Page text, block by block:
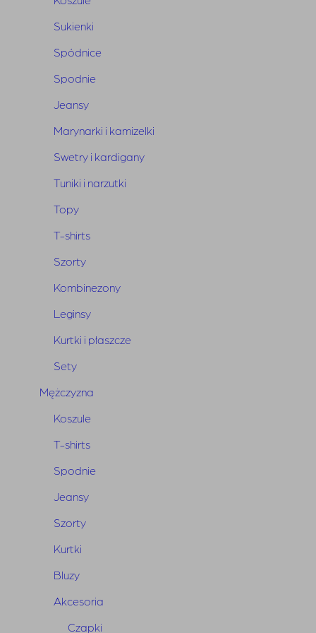
Sukienki
Spódnice
Spodnie
Jeansy
Marynarki i kamizelki
Swetry i kardigany
Tuniki i narzutki
Topy
T-shirts
Szorty
Kombinezony
Leginsy
Kurtki i płaszcze
Sety
Mężczyzna
Koszule
T-shirts
Spodnie
Jeansy
Szorty
Kurtki
Bluzy
Akcesoria
Czapki
Powiązane produkty